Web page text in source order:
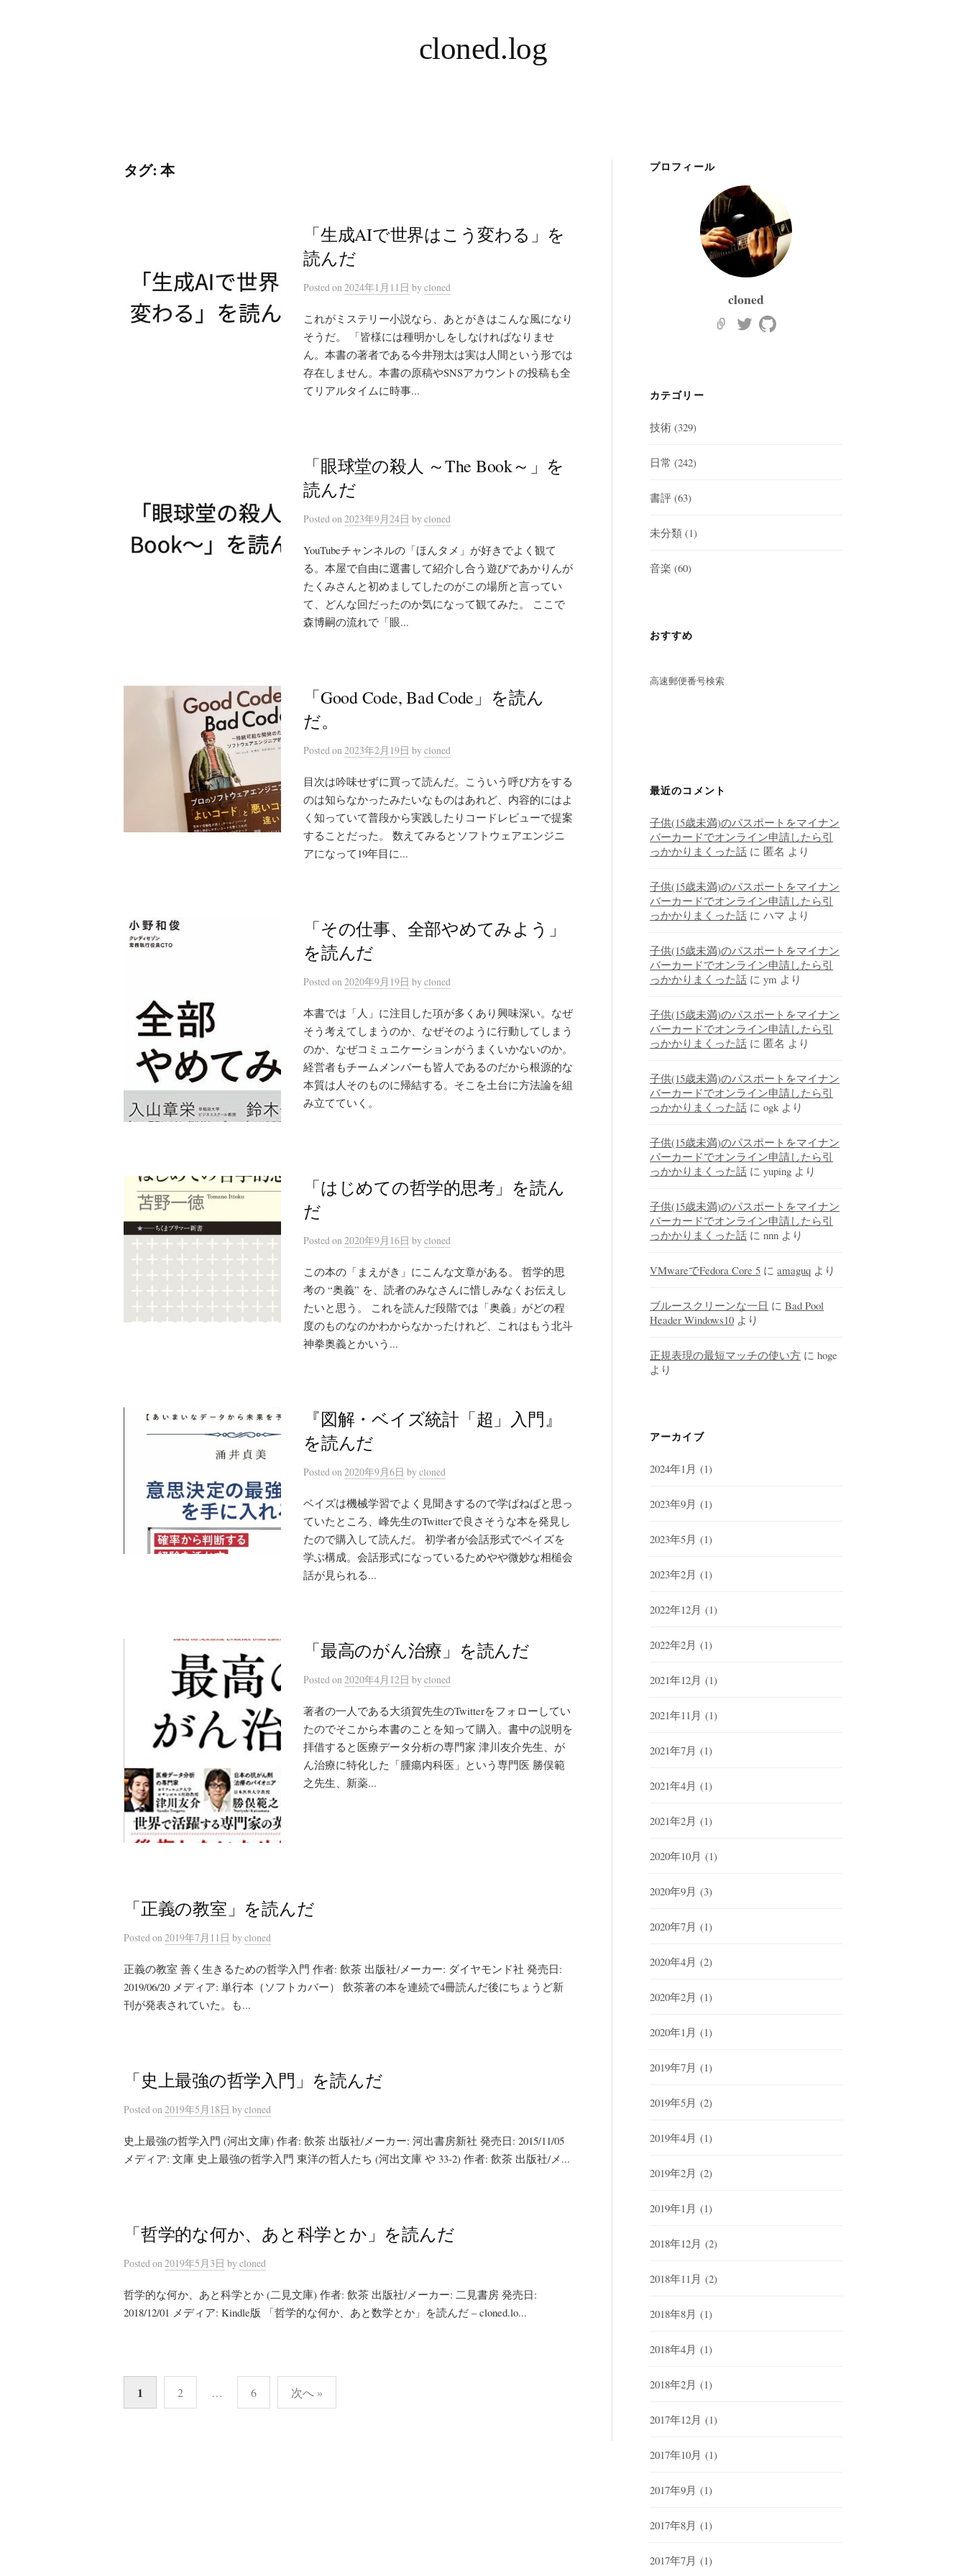
ッ
cloned.log
タグ:本
「生成AIで世界はこう変わる」を
読んだ
Postedon 2024年1月11日 by cloned
これがミステリー小説なら、あとがきはこんな風になり
そうだ。 「皆様には種明かしをしなければなりませ
ん。本書の著者である今井翔太は実は人間という形では
存在しません。本書の原稿やSNSアカウントの投稿も全
てリアルタイムに時事...
「眼球堂の殺人 ～The Book～」を
読んだ
Postedon 2023年9月24日 by cloned
YouTubeチャンネルの「ほんタメ」が好きでよく観て
る。本屋で自由に選書して紹介し合う遊びであかりんが
たくみさんと初めましてしたのがこの場所と言ってい
て、どんな回だったのか気になって観てみた。 ここで
森博嗣の流れで「眼...
「Good Code, Bad Code」を読ん
だ。
Postedon 2023年2月19日 by cloned
目次は吟味せずに買って読んだ。こういう呼び方をする
のは知らなかったみたいなものはあれど、内容的にはよ
く知っていて普段から実践したりコードレビューで提案
することだった。 数えてみるとソフトウェアエンジニ
アになって19年目に...
「その仕事、全部やめてみよう」
を読んだ
Postedon 2020年9月19日 by cloned
本書では「人」に注目した項が多くあり興味深い。なぜ
そう考えてしまうのか、なぜそのように行動してしまう
のか、なぜコミュニケーションがうまくいかないのか。
経営者もチームメンバーも皆人であるのだから根源的な
本質は人そのものに帰結する。そこを土台に方法論を組
み立てていく。
「はじめての哲学的思考」を読ん
だ
Posted on 2020年9月16日 by cloned
この本の「まえがき」にこんな文章がある。 哲学的思
考の “奥義” を、読者のみなさんに惜しみなくお伝えし
たいと思う。 これを読んだ段階では「奥義」がどの程
度のものなのかわからなかったけれど、これはもう北斗
神拳奥義とかいう...
『図解・ベイズ統計「超」入門』
を読んだ
Posted on 2020年9月6日 by cloned
ベイズは機械学習でよく見聞きするので学ばねばと思っ
ていたところ、峰先生のTwitterで良さそうな本を発見し
たので購入して読んだ。 初学者が会話形式でベイズを
学ぶ構成。会話形式になっているためやや微妙な相槌会
話が見られる...
「最高のがん治療」を読んだ
Posted on 2020年4月12日 by cloned
著者の一人である大須賀先生のTwitterをフォローしてい
たのでそこから本書のことを知って購入。書中の説明を
拝借すると医療データ分析の専門家 津川友介先生、が
ん治療に特化した「腫瘍内科医」という専門医 勝俣範
之先生、新薬...
「正義の教室」を読んだ
Postedon 2019年7月11日 by cloned
正義の教室 善く生きるための哲学入門 作者: 飲茶 出版社/メーカー: ダイヤモンド社 発売日:
2019/06/20 メディア: 単行本（ソフトカバー） 飲茶著の本を連続で4冊読んだ後にちょうど新
刊が発表されていた。も...
「史上最強の哲学入門」を読んだ
Postedon 2019年5月18日 by cloned
史上最強の哲学入門 (河出文庫) 作者: 飲茶 出版社/メーカー: 河出書房新社 発売日: 2015/11/05
メディア: 文庫 史上最強の哲学入門 東洋の哲人たち (河出文庫 や 33-2) 作者: 飲茶 出版社/メ...
「哲学的な何か、あと科学とか」を読んだ
Postedon 2019年5月3日 by cloned
哲学的な何か、あと科学とか (二見文庫) 作者: 飲茶 出版社/メーカー: 二見書房 発売日:
2018/12/01 メディア: Kindle版 「哲学的な何か、あと数学とか」を読んだ – cloned.lo...
投
稿
1 2 … 6 次へ »
プロフィール
cloned
カテゴリー
技術 (329)
日常 (242)
書評 (63)
未分類 (1)
音楽 (60)
おすすめ
高速郵便番号検索
最近のコメント
子供(15歳未満)のパスポートをマイナン
バーカードでオンライン申請したら引
っかかりまくった話 に 匿名 より
子供(15歳未満)のパスポートをマイナン
バーカードでオンライン申請したら引
っかかりまくった話 にハマ より
子供(15歳未満)のパスポートをマイナン
バーカードでオンライン申請したら引
っかかりまくった話 にym より
子供(15歳未満)のパスポートをマイナン
バーカードでオンライン申請したら引
っかかりまくった話 に 匿名 より
子供(15歳未満)のパスポートをマイナン
バーカードでオンライン申請したら引
っかかりまくった話 にogk より
子供(15歳未満)のパスポートをマイナン
バーカードでオンライン申請したら引
っかかりまくった話 にyuping より
子供(15歳未満)のパスポートをマイナン
バーカードでオンライン申請したら引
っかかりまくった話 にnnn より
VMwareでFedora Core 5 にamaguq より
ブルースクリーンな一日 にBad Pool
Header Windows10 より
正規表現の最短マッチの使い方 にhoge
より
アーカイブ
2024年1月 (1)
2023年9月 (1)
2023年5月 (1)
2023年2月 (1)
2022年12月 (1)
2022年2月 (1)
2021年12月 (1)
2021年11月 (1)
2021年7月 (1)
2021年4月 (1)
2021年2月 (1)
2020年10月 (1)
2020年9月 (3)
2020年7月 (1)
2020年4月 (2)
2020年2月 (1)
2020年1月 (1)
2019年7月 (1)
2019年5月 (2)
2019年4月 (1)
2019年2月 (2)
2019年1月 (1)
2018年12月 (2)
2018年11月 (2)
2018年8月 (1)
2018年4月 (1)
2018年2月 (1)
2017年12月 (1)
2017年10月 (1)
2017年9月 (1)
2017年8月 (1)
2017年7月 (1)